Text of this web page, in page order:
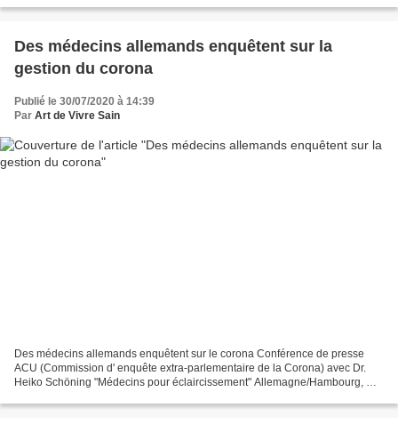
Des médecins allemands enquêtent sur la
gestion du corona
Publié le 30/07/2020 à 14:39
Par Art de Vivre Sain
Des médecins allemands enquêtent sur le corona Conférence de presse
ACU (Commission d' enquête extra-parlementaire de la Corona) avec Dr.
Heiko Schöning "Médecins pour éclaircissement" Allemagne/Hambourg, Dr.